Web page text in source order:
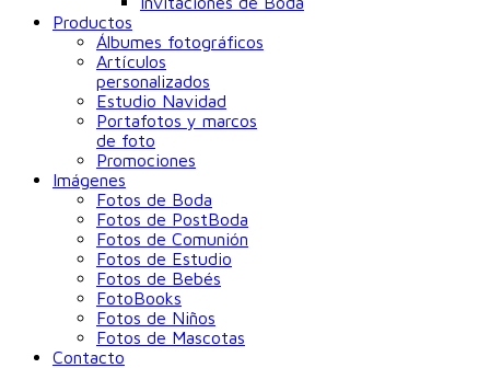
Productos
Álbumes fotográficos
Artículos
personalizados
Estudio Navidad
Portafotos y marcos
de foto
Promociones
Imágenes
Fotos de Boda
Fotos de PostBoda
Fotos de Comunión
Fotos de Estudio
Fotos de Bebés
FotoBooks
Fotos de Niños
Fotos de Mascotas
Contacto